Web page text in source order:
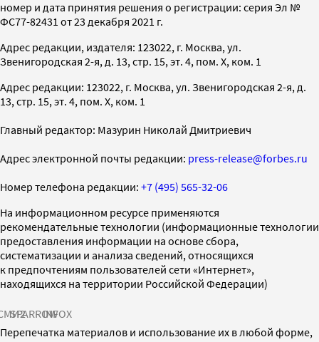
номер и дата принятия решения о регистрации: серия Эл №
ФС77-82431 от 23 декабря 2021 г.
Адрес редакции, издателя: 123022, г. Москва, ул.
Звенигородская 2-я, д. 13, стр. 15, эт. 4, пом. X, ком. 1
Адрес редакции: 123022, г. Москва, ул. Звенигородская 2-я, д.
13, стр. 15, эт. 4, пом. X, ком. 1
Главный редактор: Мазурин Николай Дмитриевич
Адрес электронной почты редакции: press-release@forbes.ru
Номер телефона редакции: +7 (495) 565-32-06
На информационном ресурсе применяются
рекомендательные технологии (информационные технологии
предоставления информации на основе сбора,
систематизации и анализа сведений, относящихся
к предпочтениям пользователей сети «Интернет»,
находящихся на территории Российской Федерации)
SPARROWINFOX
Перепечатка материалов и использование их в любой форме,